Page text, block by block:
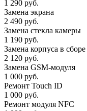
1 290 руб.
Замена экрана
2 490 руб.
Замена стекла камеры
1 190 руб.
Замена корпуса в сборе
2 120 руб.
Замена GSM-модуля
1 000 руб.
Ремонт Touch ID
1 000 руб.
Ремонт модуля NFC